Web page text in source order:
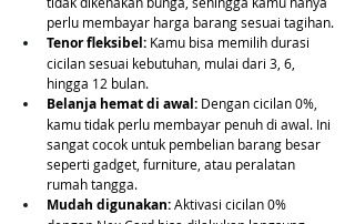
perlu membayar harga barang sesuai tagihan.
Tenor fleksibel: Kamu bisa memilih durasi
cicilan sesuai kebutuhan, mulai dari 3, 6,
hingga 12 bulan.
Belanja hemat di awal: Dengan cicilan 0%,
kamu tidak perlu membayar penuh di awal. Ini
sangat cocok untuk pembelian barang besar
seperti gadget, furniture, atau peralatan
rumah tangga.
Mudah digunakan: Aktivasi cicilan 0%